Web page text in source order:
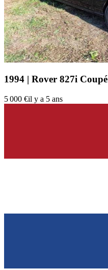
1994 | Rover 827i Coupé
5 000 €il y a 5 ans